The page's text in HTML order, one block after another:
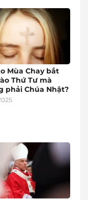
Mùa Chay bắt
Thứ Tư mà
phải Chúa Nhật?